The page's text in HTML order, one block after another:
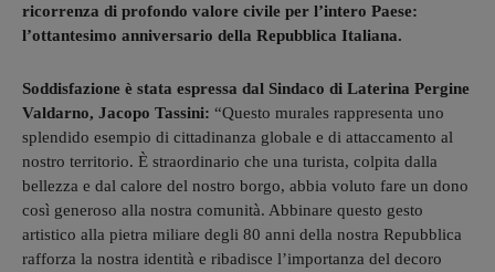
ricorrenza di profondo valore civile per l’intero Paese:
l’ottantesimo anniversario della Repubblica Italiana.
Soddisfazione è stata espressa dal Sindaco di Laterina Pergine
Valdarno, Jacopo Tassini: “Questo murales rappresenta uno
splendido esempio di cittadinanza globale e di attaccamento al
nostro territorio. È straordinario che una turista, colpita dalla
bellezza e dal calore del nostro borgo, abbia voluto fare un dono
così generoso alla nostra comunità. Abbinare questo gesto
artistico alla pietra miliare degli 80 anni della nostra Repubblica
rafforza la nostra identità e ribadisce l’importanza del decoro